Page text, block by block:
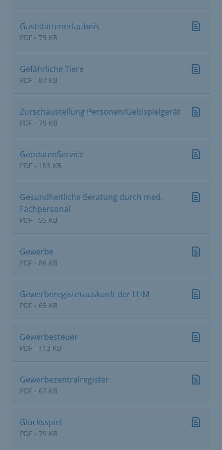
Gaststättenerlaubnis
PDF - 79 KB
Gefährliche Tiere
PDF - 87 KB
Zurschaustellung Personen/Geldspielgerät
PDF - 79 KB
GeodatenService
PDF - 103 KB
Gesundheitliche Beratung durch med.
Fachpersonal
PDF - 55 KB
Gewerbe
PDF - 86 KB
Gewerberegisterauskunft der LHM
PDF - 65 KB
Gewerbesteuer
PDF - 113 KB
Gewerbezentralregister
PDF - 67 KB
Glücksspiel
PDF - 79 KB